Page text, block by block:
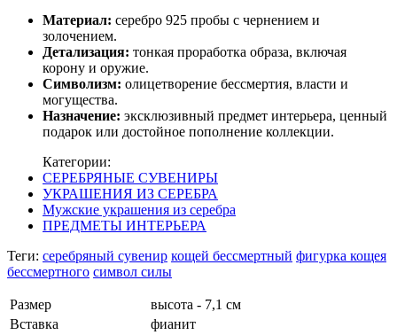
Материал: серебро 925 пробы с чернением и
золочением.
Детализация: тонкая проработка образа, включая
корону и оружие.
Символизм: олицетворение бессмертия, власти и
могущества.
Назначение: эксклюзивный предмет интерьера, ценный
подарок или достойное пополнение коллекции.
Категории:
СЕРЕБРЯНЫЕ СУВЕНИРЫ
УКРАШЕНИЯ ИЗ СЕРЕБРА
Мужские украшения из серебра
ПРЕДМЕТЫ ИНТЕРЬЕРА
Теги: серебряный сувенир кощей бессмертный фигурка кощея
бессмертного символ силы
Размер
высота - 7,1 см
Вставка
фианит